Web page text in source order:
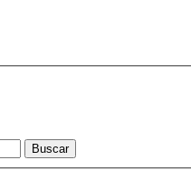
Buscar